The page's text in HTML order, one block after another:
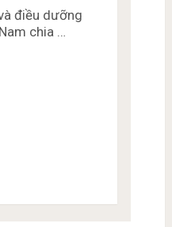
điều dưỡng
chia …